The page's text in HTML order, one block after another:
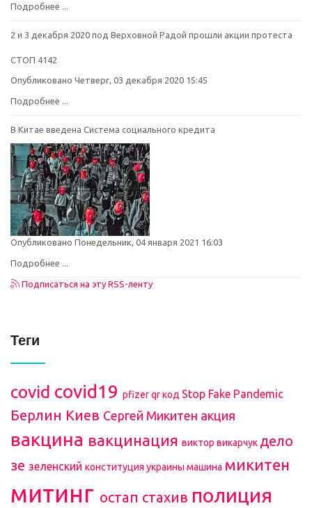
Подробнее ...
2 и 3 декабря 2020 под Верховной Радой прошли акции протеста
СТОП 4142
Опубликовано Четверг, 03 декабря 2020 15:45
Подробнее ...
В Китае введена Система социального кредита
Опубликовано Понедельник, 04 января 2021 16:03
Подробнее ...
Подписаться на эту RSS-ленту
Теги
covid covid19 pfizerqr код Stop Fake Pandemic
Берлин Киев Сергей Микитен акция
вакцина вакцинация виктор викарчук дело
зе зеленский конституция украины машина микитен
митинг остап стахив полиция